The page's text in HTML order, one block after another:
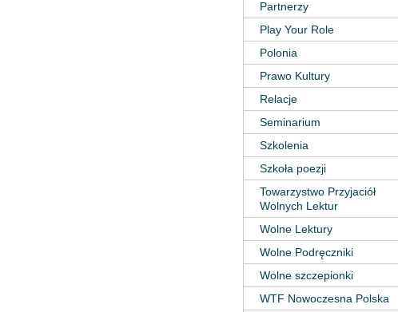
Partnerzy
Play Your Role
Polonia
Prawo Kultury
Relacje
Seminarium
Szkolenia
Szkoła poezji
Towarzystwo Przyjaciół
Wolnych Lektur
Wolne Lektury
Wolne Podręczniki
Wolne szczepionki
WTF Nowoczesna Polska